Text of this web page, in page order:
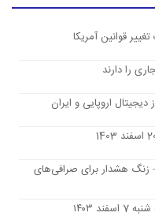
قوانین آمریکا
را دارند
اروپایی و ایران
– زنگ هشدار برای صرافی‌های
۱۴۰۳